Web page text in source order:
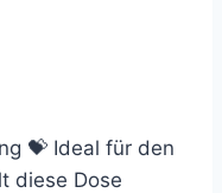
💝 Ideal für den
diese Dose